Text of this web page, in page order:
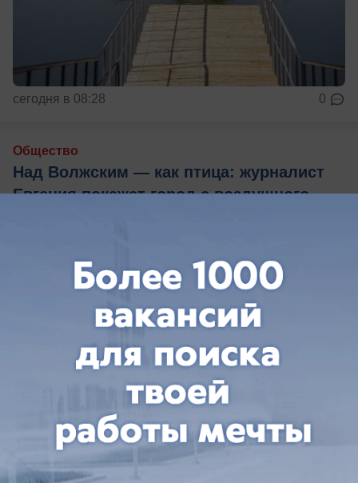
сегодня в 08:28 0
Общество
Над Волжским — как птица: журналист
Евгения покажет город с воздушного